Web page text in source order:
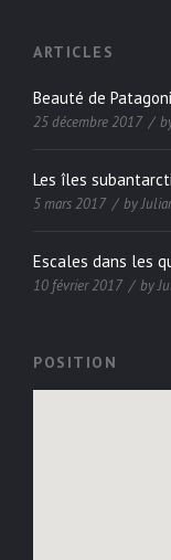
ARTICLES
Beauté de
25 décembre 2017
Les îles
5 mars 2017 by
Escales dans les
10 février 2017 by
POSITION